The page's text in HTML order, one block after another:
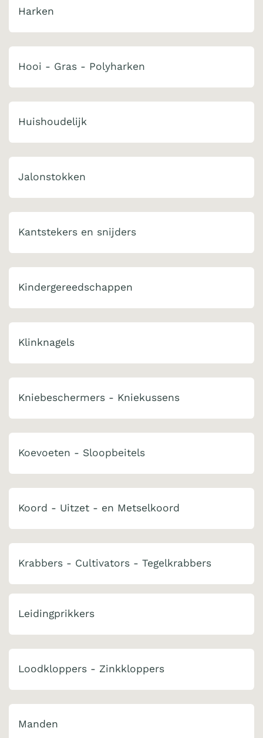
Harken
Hooi - Gras - Polyharken
Huishoudelijk
Jalonstokken
Kantstekers en snijders
Kindergereedschappen
Klinknagels
Kniebeschermers - Kniekussens
Koevoeten - Sloopbeitels
Koord - Uitzet - en Metselkoord
Krabbers - Cultivators - Tegelkrabbers
Leidingprikkers
Loodkloppers - Zinkkloppers
Manden